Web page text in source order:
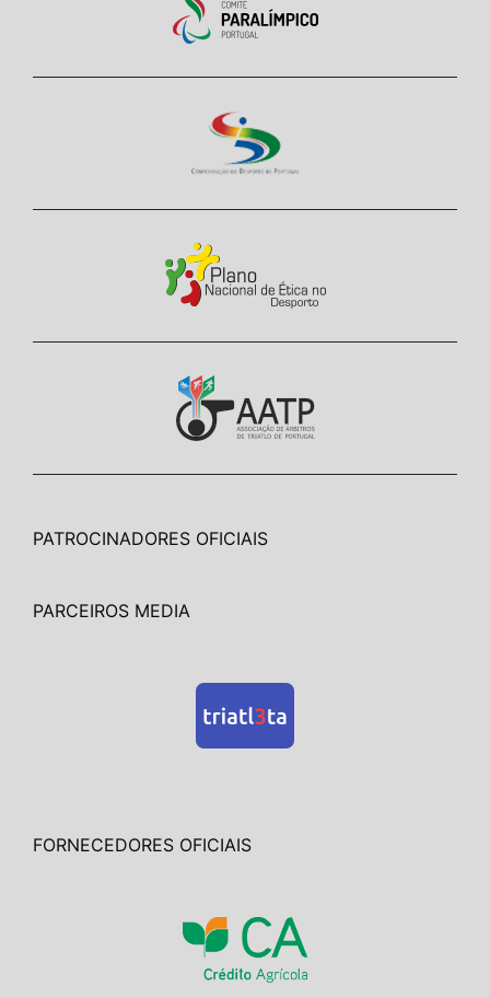
PATROCINADORES OFICIAIS
PARCEIROS MEDIA
FORNECEDORES OFICIAIS